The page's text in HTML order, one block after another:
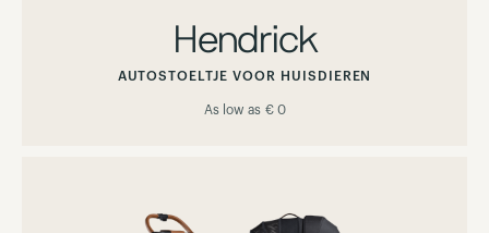
Hendrick
AUTOSTOELTJE VOOR HUISDIEREN
As low as € 0